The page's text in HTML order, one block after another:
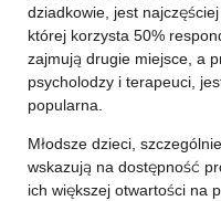
dziadkowie, jest
której korzysta 50%
zajmują drugie miejsce, a
psycholodzy i terapeuci,
popularna.
Młodsze dzieci,
wskazują na dostępność
ich większej otwartości na